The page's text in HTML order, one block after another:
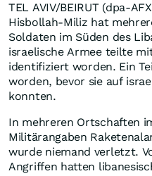
TEL AVIV/BEIRUT (dpa-
Hisbollah-Miliz hat
Soldaten im Süden des
israelische Armee teilte
identifiziert worden. Ein
worden, bevor sie auf
konnten.
In mehreren Ortschaften
Militärangaben
wurde niemand verletzt.
Angriffen hatten